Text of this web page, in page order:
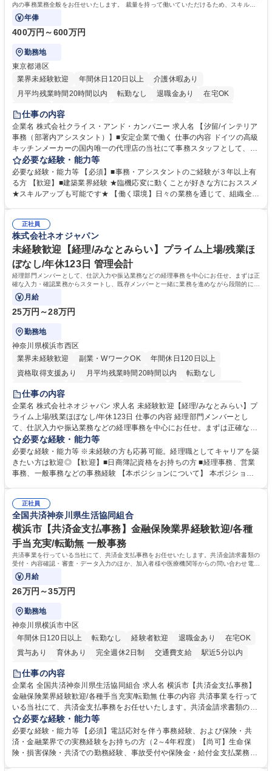
内の事務業務全般をお任せいたします。 裁量を持って働いていただけるため、スキルア
ップも可能です。
年俸
400万円～600万円
勤務地
東京都港区
業界未経験歓迎
年間休日120日以上
介護休暇あり
月平均残業時間20時間以内
転勤なし 退職金あり
在宅OK
育休あり
完全週休2日制
駅近5分以内
土日祝休み
仕事の内容
企業名 株式会社クライス・アンド・カンパニー 求人名 【汐留/インテリア
事務（部署内アシスタント）】■安定企業で働く 仕事の内容 ドイツの高級
キッチンメーカーの国内唯一の代理店の当社にて事務スタッフとして、部
署内の事務業務全般をお任せいたします。 裁量を持って働いていただける
ため、スキルアップも可能です。 【部署内の事務業務全般】 ■サンプルの
仕分け・整理 ■電話応対 ■書類作成（会議資料、お客様宛請求書、支払書
類を取りまとめて経理へ提出等） ■ショールームアテンド・運営・予約業
インテリア事務（部署内アシスタント）】■安定企業で働く
必要な経験・能力等
必要な経験・能力等 【必須】■事務・アシスタントのご経験が３年以上有
る方 【歓迎】■建築業界経験 ★臨機応変に動くことが好きな方におススメ
★スキルアップも可能です★ 【働く環境】日々の業務を通じて、組織全体
ームとの協力や新しいアイデアを活かす場もあり、やりがいを感じながら
働けます。 【歓迎】 ■インテリアの業界のご経験が有る方■PCの作業に慣
れている方 学歴・資格 学歴：大学院 大学 高専 短大 専修学校 語学力： 資
格：
正社員
株式会社ネオジャパン
未経験歓迎【経理/みなとみらい】プライム上場/残業ほ
ぼなし/年休123日 管理会計
経理部門メンバーとして、仕訳入力や振込業務などの経理事務を中心にお任せ。まずは正
確な入力・確認業務からスタートし、既存メンバーと一緒に業務を進めながら段階的に経
理知識を身につけていただきます。
月給
25万円～28万円
勤務地
神奈川県横浜市西区
業界未経験歓迎
副業・WワークOK
年間休日120日以上
資格取得支援あり
月平均残業時間20時間以内
転勤なし
未経験者歓迎
完全週休2日制
交通費支給 駅近5分以内 土日祝休み
服装自由
寮・社宅あり
仕事の内容
企業名 株式会社ネオジャパン 求人名 未経験歓迎【経理/みなとみらい】プ
ライム上場/残業ほぼなし/年休123日 仕事の内容 経理部門メンバーとし
て、仕訳入力や振込業務などの経理事務を中心にお任せ。まずは正確な入
力・確認業務からスタートし、既存メンバーと一緒に業務を進めながら段
階的に経理知識を身につけていただきます。 【具体的には】 ■社内稟議に
基づく仕訳入力 ■月末の振込業務 ■明細作成 ■伝票処理、記帳業務 ■既存
メンバーの業務サポート 【将来的には】 ■月次決算補助 ■四半期・年次決
想定です。 募集職種 未経験歓迎【経理/みなとみらい】プライム上場/残業
ほぼなし/年休123日
必要な経験・能力等
必要な経験・能力等 ※未経験の方も応募可能。経理職としてキャリアを築
きたい方は歓迎◎ 【歓迎】■日商簿記資格をお持ちの方 ■経理事務、営業
事務、一般事務などの事務経験 【本ポジションについて】 本ポジション
当し、3～5年をかけて月次決算・四半期決算・開示資料作成補助などへス
テップアップできます。また、残業は通常月ほぼなく、決算月でも10時間
未満のため、無理なく経理として専門性を身につけられる環境です。 学
歴・資格 学歴：大学院 大学 高専 短大 専修学校 高校 語学力： 資格：日商
簿記検定1級 日商簿記検定2級
正社員
全国共済神奈川県生活協同組合
横浜市【共済金支払事務】金融保険業界経験歓迎/各種
手当充実/転勤無 一般事務
共済事業を行っている当社にて、共済金支払事務をお任せいたします。共済金請求書類の
受付・内容確認・審査・データ入力のほか、加入者様や医療機関等からの問い合わせ電話
対応や書類発送等を担当します。
月給
26万円～35万円
勤務地
神奈川県横浜市中区
年間休日120日以上
転勤なし 経験者歓迎 退職金あり
在宅OK
賞与あり
育休あり 完全週休2日制 交通費支給
駅近5分以内
土日祝休み
仕事の内容
企業名 全国共済神奈川県生活協同組合 求人名 横浜市【共済金支払事務】
金融保険業界経験歓迎/各種手当充実/転勤無 仕事の内容 共済事業を行って
いる当社にて、共済金支払事務をお任せいたします。共済金請求書類の受
付・内容確認・審査・データ入力のほか、加入者様や医療機関等からの問
い合わせ電話対応や書類発送等を担当します。 ■共済金請求書類の受付、
内容確認、および共済金支払に関する審査・事務処理業務全般を担当 ■専
用システムへのデータ入力、各種必要書類の作成・発送作業 ■加入者様や
必要な経験・能力等
必要な経験・能力等 【必須】電話応対を伴う事務経験、および保険・共
済・金融業界での実務経験をお持ちの方（2～4年程度）【尚可】生命保
険・損害保険・共済での勤務経験、事故受付や保険金・給付金支払業務経